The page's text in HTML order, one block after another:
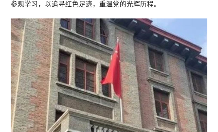
参观学习，以追寻红色足迹，重温党的光辉历程。